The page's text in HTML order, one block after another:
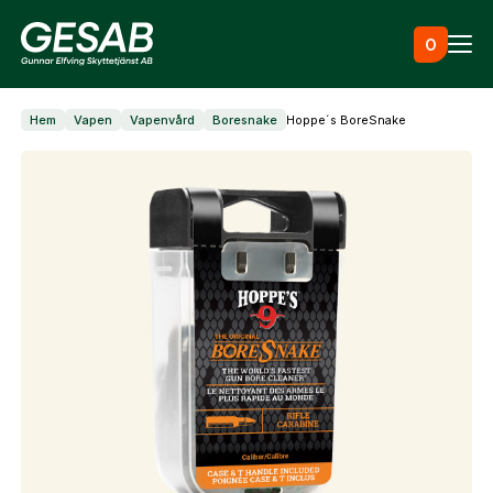
0
Ammunition
Utrustning
Jaktkläder & skor
Måltavlor
Hem Vapen Vapenvård Boresnake Hoppe´s BoreSnake